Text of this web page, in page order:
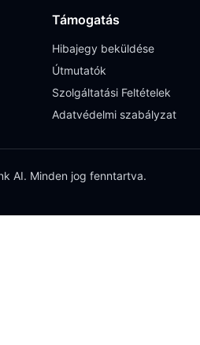
Támogatás
Hibajegy beküldése
Útmutatók
Szolgáltatási Feltételek
Adatvédelmi szabályzat
AI. Minden jog fenntartva.